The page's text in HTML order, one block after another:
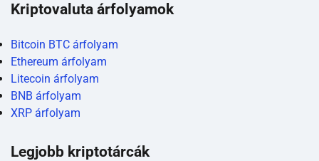
Kriptovaluta árfolyamok
Bitcoin BTC árfolyam
Ethereum árfolyam
Litecoin árfolyam
BNB árfolyam
XRP árfolyam
Legjobb kriptotárcák